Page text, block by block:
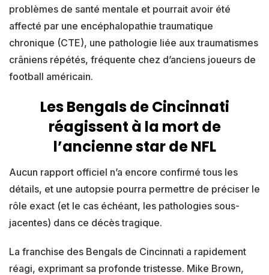
problèmes de santé mentale et pourrait avoir été
affecté par une encéphalopathie traumatique
chronique (CTE), une pathologie liée aux traumatismes
crâniens répétés, fréquente chez d’anciens joueurs de
football américain.
Les Bengals de Cincinnati
réagissent à la mort de
l’ancienne star de NFL
Aucun rapport officiel n’a encore confirmé tous les
détails, et une autopsie pourra permettre de préciser le
rôle exact (et le cas échéant, les pathologies sous-
jacentes) dans ce décès tragique.
La franchise des Bengals de Cincinnati a rapidement
réagi, exprimant sa profonde tristesse. Mike Brown,